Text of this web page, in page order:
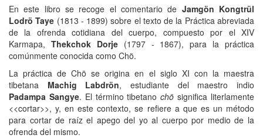
En este libro se recoge el comentario de Jamgön Kongtrül
Lodrö Taye (1813 - 1899) sobre el texto de la Práctica abreviada
de la ofrenda cotidiana del cuerpo, compuesto por el XIV
Karmapa, Thekchok Dorje(1797 - 1867), para la práctica
comúnmente conocida como Chö.
La práctica de Chö se origina en el siglo XI con la maestra
tibetana Machig Labdrön, estudiante del maestro indio
Padampa Sangye. El término tibetanochö significa literlamente
<<cortar>>, y, en este contexto, se refiere a que es un método
para cortar de raíz el apego del yo al cuerpo por medio de la
ofrenda del mismo.